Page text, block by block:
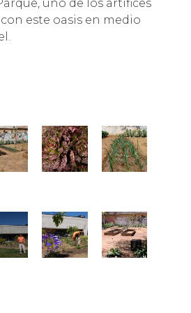
uno de los artífices
este oasis en medio